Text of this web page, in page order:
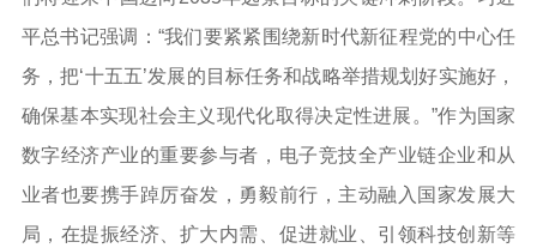
平总书记强调：“我们要紧紧围绕新时代新征程党的中心任
务，把‘十五五’发展的目标任务和战略举措规划好实施好，
确保基本实现社会主义现代化取得决定性进展。”作为国家
数字经济产业的重要参与者，电子竞技全产业链企业和从
业者也要携手踔厉奋发，勇毅前行，主动融入国家发展大
局，在提振经济、扩大内需、促进就业、引领科技创新等